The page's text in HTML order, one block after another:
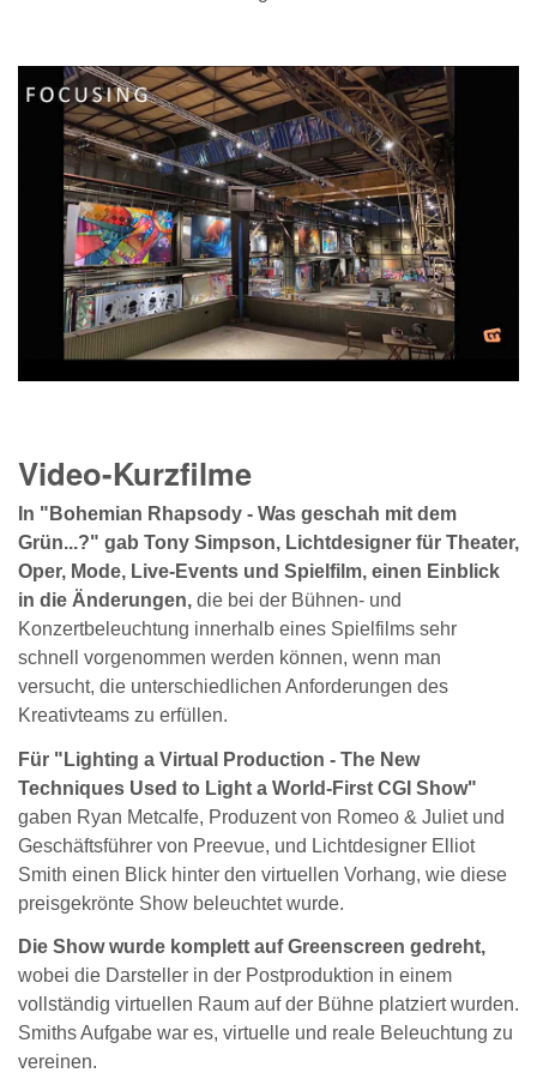
Video-Kurzfilme
In "Bohemian Rhapsody - Was geschah mit dem
Grün...?" gab Tony Simpson, Lichtdesigner für Theater,
Oper, Mode, Live-Events und Spielfilm, einen Einblick
in die Änderungen, die bei der Bühnen- und
Konzertbeleuchtung innerhalb eines Spielfilms sehr
schnell vorgenommen werden können, wenn man
versucht, die unterschiedlichen Anforderungen des
Kreativteams zu erfüllen.
Für "Lighting a Virtual Production - The New
Techniques Used to Light a World-First CGI Show"
gaben Ryan Metcalfe, Produzent von Romeo & Juliet und
Geschäftsführer von Preevue, und Lichtdesigner Elliot
Smith einen Blick hinter den virtuellen Vorhang, wie diese
preisgekrönte Show beleuchtet wurde.
Die Show wurde komplett auf Greenscreen gedreht,
wobei die Darsteller in der Postproduktion in einem
vollständig virtuellen Raum auf der Bühne platziert wurden.
Smiths Aufgabe war es, virtuelle und reale Beleuchtung zu
vereinen.